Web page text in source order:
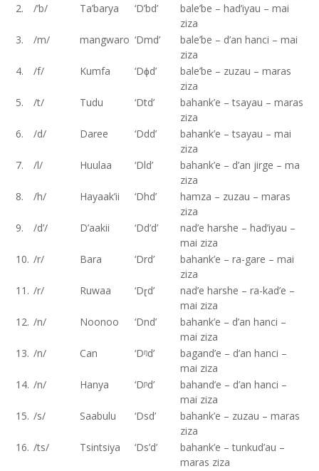
2.
/’b/ Ta’barya ‘D’bd’
bale’be – had’iyau – mai
ziza
3.
/m/ mangwaro ‘Dmd’
bale’be – d’an hanci – mai
ziza
4.
/f/ Kumfa ‘Dɸd’
bale’be – zuzau – maras
ziza
5.
/t/ Tudu ‘Dtd’
bahank’e – tsayau – maras
ziza
6.
/d/ Daree ‘Ddd’
bahank’e – tsayau – mai
ziza
7.
/l/ Huulaa ‘Dld’
bahank’e – d’an jirge – ma
ziza
8.
/h/ Hayaak’ii ‘Dhd’
hamza – zuzau – maras
ziza
9.
/d’/ D’aakii ‘Dd’d’
nad’e harshe – had’iyau –
mai ziza
10. /r/ Bara ‘Drd’
bahank’e – ra-gare – mai
ziza
11. /r/ Ruwaa ‘Dɽd’
nad’e harshe – ra-kad’e –
mai ziza
12. /n/ Noonoo ‘Dnd’
bahank’e – d’an hanci –
mai ziza
13. /n/ Can ‘Dᵑd’
bagand’e – d’an hanci –
mai ziza
14. /n/ Hanya ‘Dᶮd’
bahand’e – d’an hanci –
mai ziza
15. /s/ Saabulu ‘Dsd’
bahank’e – zuzau – maras
ziza
16. /ts/ Tsintsiya ‘Ds’d’
bahank’e – tunkud’au –
maras ziza